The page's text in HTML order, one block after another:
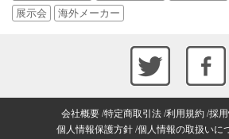
展示会
海外メーカー
会社概要 特定商取引法 利用規約 採
個人情報保護方針 個人情報の取扱いに